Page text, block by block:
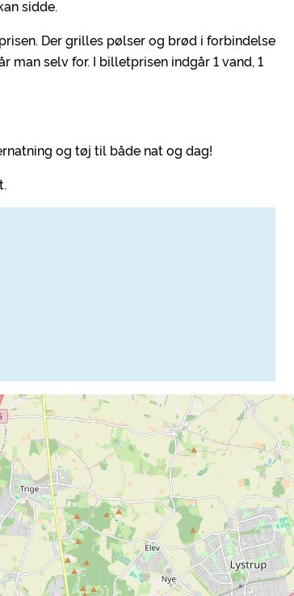
sidde.
Der grilles pølser og brød i forbindelse
selv for. I billetprisen indgår 1 vand, 1
og tøj til både nat og dag!